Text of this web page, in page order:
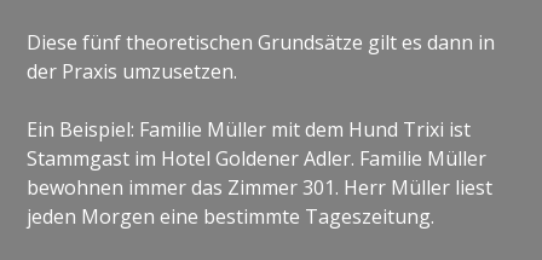
Diese fünf theoretischen Grundsätze gilt es dann in
der Praxis umzusetzen.
Ein Beispiel: Familie Müller mit dem Hund Trixi ist
Stammgast im Hotel Goldener Adler. Familie Müller
bewohnen immer das Zimmer 301. Herr Müller liest
jeden Morgen eine bestimmte Tageszeitung.